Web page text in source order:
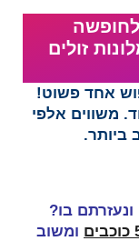
זולים
אחד פשוט!
משווים אלפי
ביותר.
בו?
ומשוב